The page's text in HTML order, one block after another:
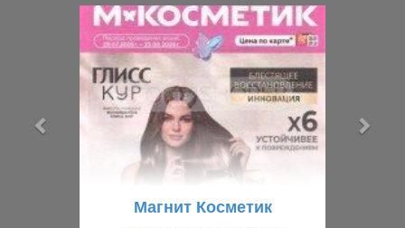
Магнит Косметик